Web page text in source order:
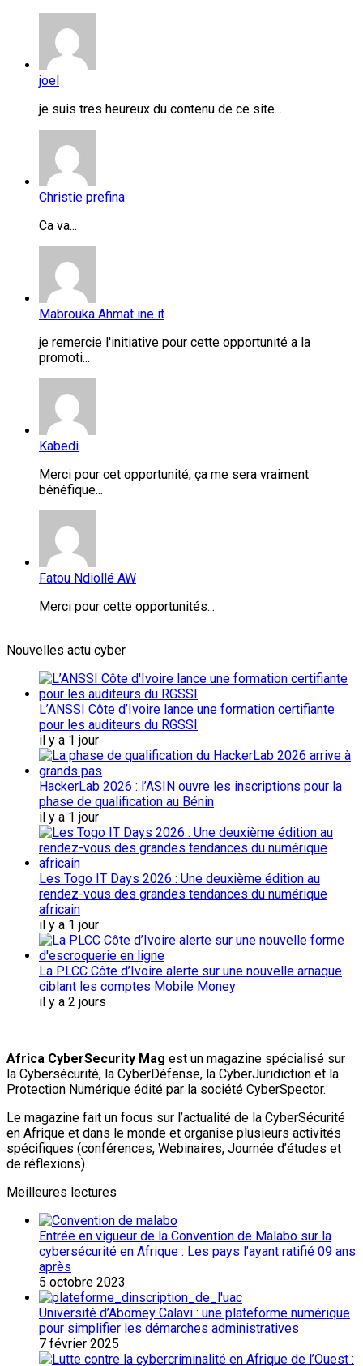
joel
je suis tres heureux du contenu de ce site...
Christie prefina
Ca va...
Mabrouka Ahmat ine it
je remercie l'initiative pour cette opportunité a la
promoti...
Kabedi
Merci pour cet opportunité, ça me sera vraiment
bénéfique...
Fatou Ndiollé AW
Merci pour cette opportunités...
Nouvelles actu cyber
L’ANSSI Côte d’Ivoire lance une formation certifiante
pour les auditeurs du RGSSI
il y a 1 jour
HackerLab 2026 : l’ASIN ouvre les inscriptions pour la
phase de qualification au Bénin
il y a 1 jour
Les Togo IT Days 2026 : Une deuxième édition au
rendez-vous des grandes tendances du numérique
africain
il y a 1 jour
La PLCC Côte d’Ivoire alerte sur une nouvelle arnaque
ciblant les comptes Mobile Money
il y a 2 jours
Africa CyberSecurity Mag est un magazine spécialisé sur
la Cybersécurité, la CyberDéfense, la CyberJuridiction et la
Protection Numérique édité par la société CyberSpector.
Le magazine fait un focus sur l’actualité de la CyberSécurité
en Afrique et dans le monde et organise plusieurs activités
spécifiques (conférences, Webinaires, Journée d’études et
de réflexions).
Meilleures lectures
Entrée en vigueur de la Convention de Malabo sur la
cybersécurité en Afrique : Les pays l’ayant ratifié 09 ans
après
5 octobre 2023
Université d’Abomey Calavi : une plateforme numérique
pour simplifier les démarches administratives
7 février 2025